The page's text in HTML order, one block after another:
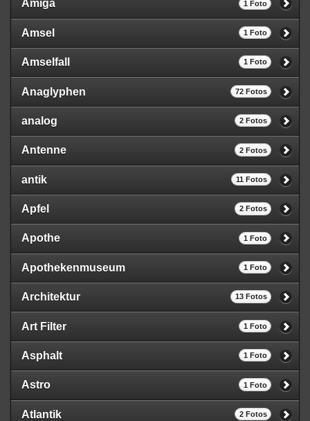
Amiga 1 Foto
Amsel 1 Foto
Amselfall 1 Foto
Anaglyphen 72 Fotos
analog 2 Fotos
Antenne 2 Fotos
antik 11 Fotos
Apfel 2 Fotos
Apothe 1 Foto
Apothekenmuseum 1 Foto
Architektur 13 Fotos
Art Filter 1 Foto
Asphalt 1 Foto
Astro 1 Foto
Atlantik 2 Fotos